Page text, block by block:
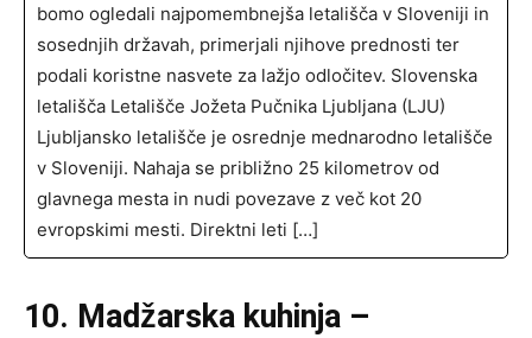
bomo ogledali najpomembnejša letališča v Sloveniji in
sosednjih državah, primerjali njihove prednosti ter
podali koristne nasvete za lažjo odločitev. Slovenska
letališča Letališče Jožeta Pučnika Ljubljana (LJU)
Ljubljansko letališče je osrednje mednarodno letališče
v Sloveniji. Nahaja se približno 25 kilometrov od
glavnega mesta in nudi povezave z več kot 20
evropskimi mesti. Direktni leti […]
10. Madžarska kuhinja –